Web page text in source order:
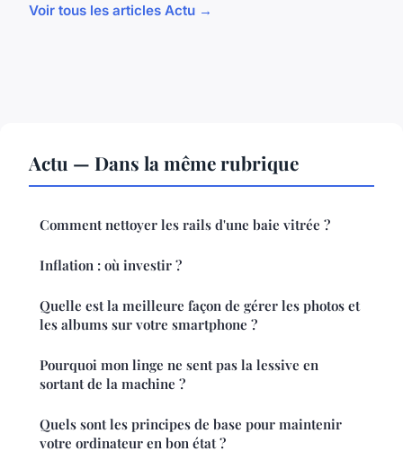
Voir tous les articles Actu →
Actu — Dans la même rubrique
Comment nettoyer les rails d'une baie vitrée ?
Inflation : où investir ?
Quelle est la meilleure façon de gérer les photos et
les albums sur votre smartphone ?
Pourquoi mon linge ne sent pas la lessive en
sortant de la machine ?
Quels sont les principes de base pour maintenir
votre ordinateur en bon état ?